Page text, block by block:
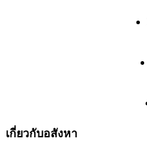
เกี่ยวกับอสังหา